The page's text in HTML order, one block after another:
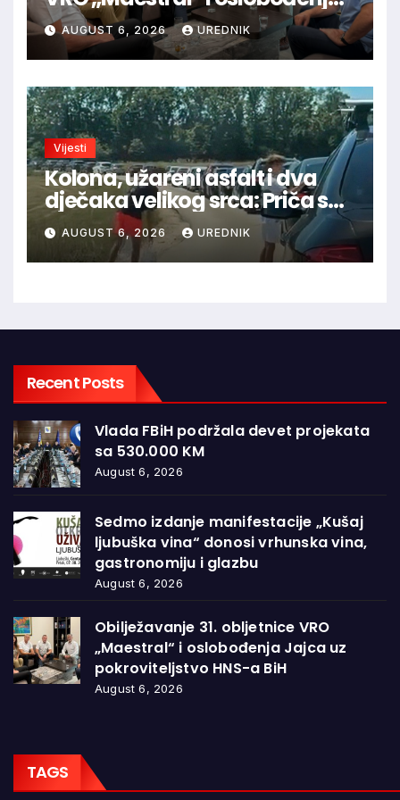
Jajca uz pokroviteljstvo HNS-a
BiHAUGUST 6, 2026 UREDNIK
Vijesti
Kolona, užareni asfalt i dva
dječaka velikog srca: Priča s
granice oduševila regiju
AUGUST 6, 2026 UREDNIK
Recent Posts
Vlada FBiH podržala devet projekata
sa 530.000 KM
August 6, 2026
Sedmo izdanje manifestacije „Kušaj
ljubuška vina“ donosi vrhunska vina,
gastronomiju i glazbu
August 6, 2026
Obilježavanje 31. obljetnice VRO
„Maestral“ i oslobođenja Jajca uz
pokroviteljstvo HNS-a BiH
August 6, 2026
TAGS